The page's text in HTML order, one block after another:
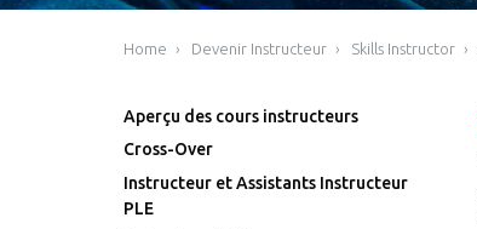
Home Devenir Instructeur Skills Instructor
Aperçu des cours instructeurs
Cross-Over
Instructeur et Assistants Instructeur
PLE